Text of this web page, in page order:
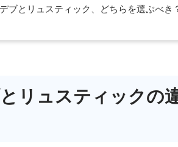
ブとリュスティック、どちらを選ぶべき
リュスティックの